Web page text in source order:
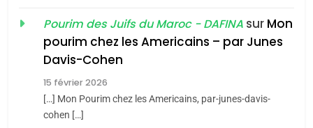
Accords d’Isaac:
l’alliance pourrait
d’Amérique latine
Pourim des Juifs du Maroc - DAFINA sur Mon
pourim chez les Americains – par Junes
Davis-Cohen
15 février 2026
[…] Mon Pourim chez les Americains, par-junes-davis-
cohen […]
Jacques Hadida
Maroc : Les amandes de